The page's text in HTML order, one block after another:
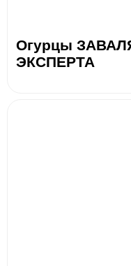
Огурцы
ЭКСПЕРТА